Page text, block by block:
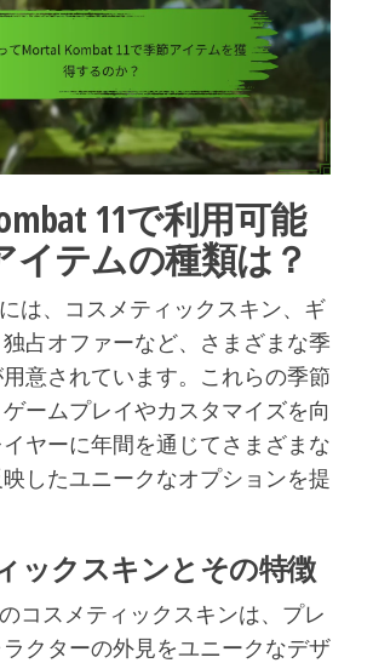
11で利用可能
イテムの種類は？
には、コスメティックスキン、ギ
占オファーなど、さまざまな季
意されています。これらの季節
ームプレイやカスタマイズを向
イヤーに年間を通じてさまざまな
したユニークなオプションを提
ックスキンとその特徴
のコスメティックスキンは、プレ
クターの外見をユニークなデザ